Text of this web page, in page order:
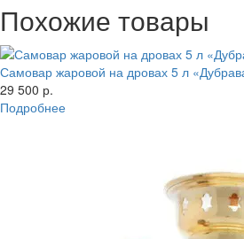
Похожие товары
Самовар жаровой на дровах 5 л
29 500 р.
Подробнее